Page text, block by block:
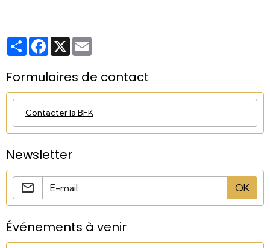
PartagerFacebook
X
Formulaires de contact
Contacter la BFK
Newsletter
OK
Événements à venir